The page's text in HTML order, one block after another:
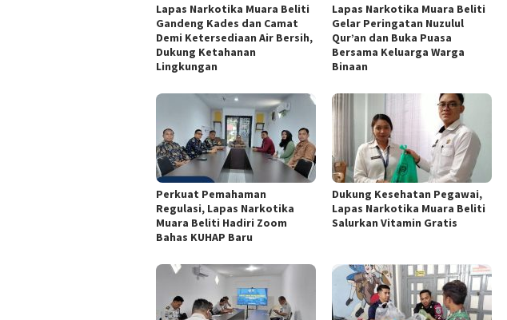
Lapas Narkotika Muara Beliti
Gandeng Kades dan Camat
Demi Ketersediaan Air Bersih,
Dukung Ketahanan
Lingkungan
Lapas Narkotika Muara Beliti
Gelar Peringatan Nuzulul
Qur’an dan Buka Puasa
Bersama Keluarga Warga
Binaan
Perkuat Pemahaman
Regulasi, Lapas Narkotika
Muara Beliti Hadiri Zoom
Bahas KUHAP Baru
Dukung Kesehatan Pegawai,
Lapas Narkotika Muara Beliti
Salurkan Vitamin Gratis